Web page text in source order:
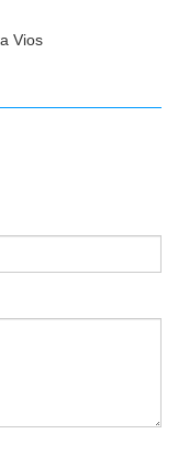
Vios